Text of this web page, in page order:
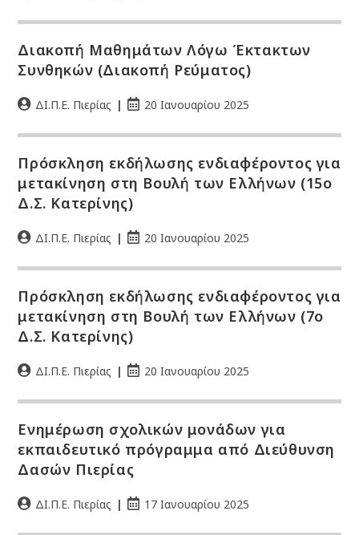
Διακοπή Μαθημάτων Λόγω Έκτακτων
Συνθηκών (Διακοπή Ρεύματος)
ΔΙ.Π.Ε. Πιερίας 20 Ιανουαρίου 2025
Πρόσκληση εκδήλωσης ενδιαφέροντος για
μετακίνηση στη Βουλή των Ελλήνων (15ο
Δ.Σ. Κατερίνης)
ΔΙ.Π.Ε. Πιερίας 20 Ιανουαρίου 2025
Πρόσκληση εκδήλωσης ενδιαφέροντος για
μετακίνηση στη Βουλή των Ελλήνων (7ο
Δ.Σ. Κατερίνης)
ΔΙ.Π.Ε. Πιερίας 20 Ιανουαρίου 2025
Ενημέρωση σχολικών μονάδων για
εκπαιδευτικό πρόγραμμα από Διεύθυνση
Δασών Πιερίας
ΔΙ.Π.Ε. Πιερίας 17 Ιανουαρίου 2025